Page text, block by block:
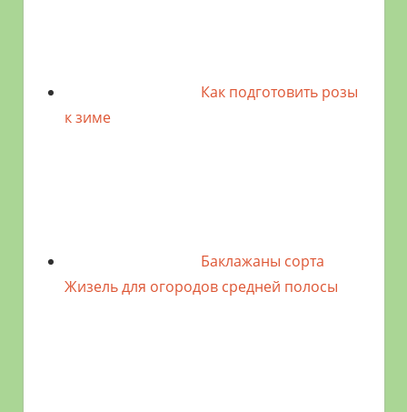
Как подготовить розы
к зиме
Баклажаны сорта
Жизель для огородов средней полосы